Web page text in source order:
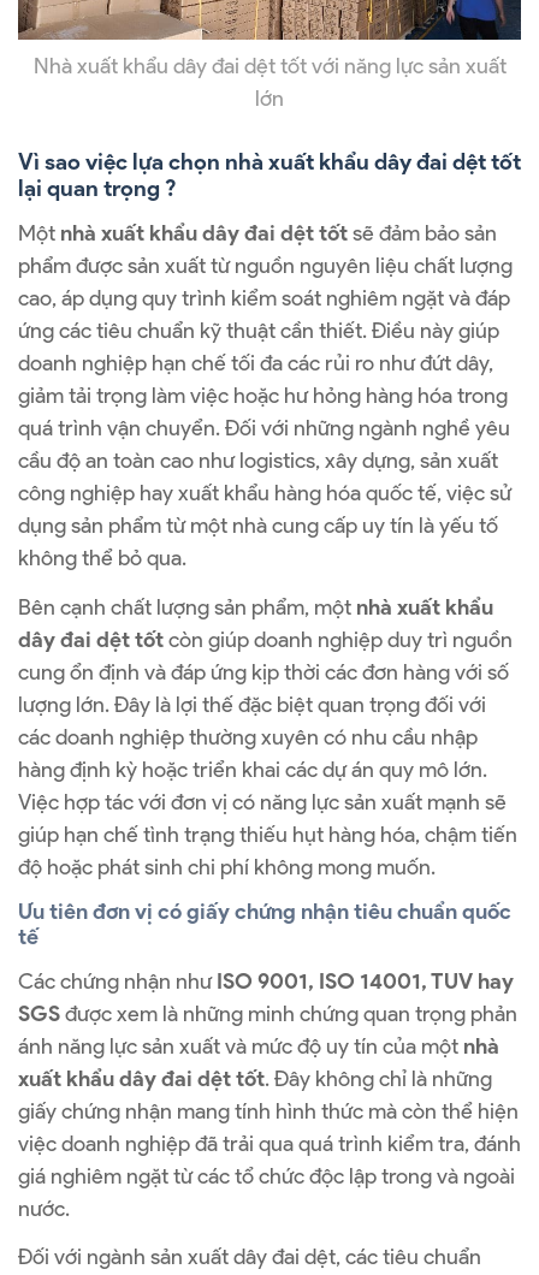
Nhà xuất khẩu dây đai dệt tốt với năng lực sản xuất
lớn
Vì sao việc lựa chọn nhà xuất khẩu dây đai dệt tốt
lại quan trọng ?
Một nhà xuất khẩu dây đai dệt tốtsẽ đảm bảo sản
phẩm được sản xuất từ nguồn nguyên liệu chất lượng
cao, áp dụng quy trình kiểm soát nghiêm ngặt và đáp
ứng các tiêu chuẩn kỹ thuật cần thiết. Điều này giúp
doanh nghiệp hạn chế tối đa các rủi ro như đứt dây,
giảm tải trọng làm việc hoặc hư hỏng hàng hóa trong
quá trình vận chuyển. Đối với những ngành nghề yêu
cầu độ an toàn cao như logistics, xây dựng, sản xuất
công nghiệp hay xuất khẩu hàng hóa quốc tế, việc sử
dụng sản phẩm từ một nhà cung cấp uy tín là yếu tố
không thể bỏ qua.
Bên cạnh chất lượng sản phẩm, một nhà xuất khẩu
dây đai dệt tốtcòn giúp doanh nghiệp duy trì nguồn
cung ổn định và đáp ứng kịp thời các đơn hàng với số
lượng lớn. Đây là lợi thế đặc biệt quan trọng đối với
các doanh nghiệp thường xuyên có nhu cầu nhập
hàng định kỳ hoặc triển khai các dự án quy mô lớn.
Việc hợp tác với đơn vị có năng lực sản xuất mạnh sẽ
giúp hạn chế tình trạng thiếu hụt hàng hóa, chậm tiến
độ hoặc phát sinh chi phí không mong muốn.
Ưu tiên đơn vị có giấy chứng nhận tiêu chuẩn quốc
tế
Các chứng nhận nhưISO 9001, ISO 14001, TUV hay
SGSđược xem là những minh chứng quan trọng phản
ánh năng lực sản xuất và mức độ uy tín của một nhà
xuất khẩu dây đai dệt tốt. Đây không chỉ là những
giấy chứng nhận mang tính hình thức mà còn thể hiện
việc doanh nghiệp đã trải qua quá trình kiểm tra, đánh
giá nghiêm ngặt từ các tổ chức độc lập trong và ngoài
nước.
Đối với ngành sản xuất dây đai dệt, các tiêu chuẩn